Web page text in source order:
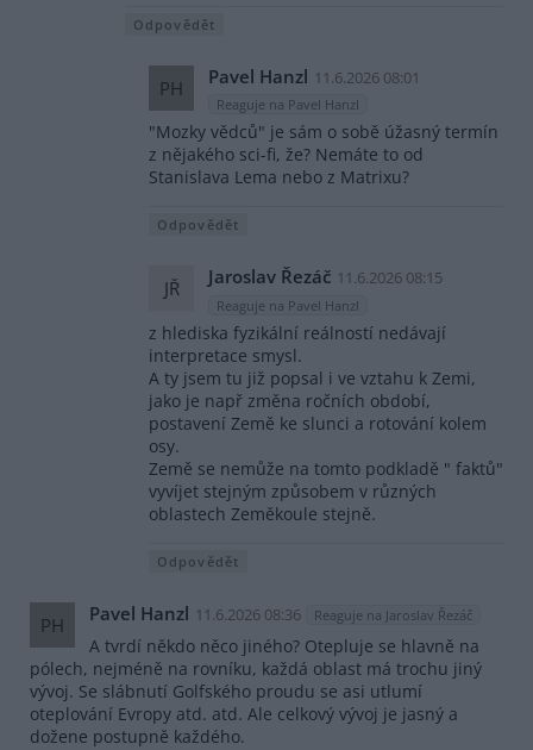
Odpovědět
PH Pavel Hanzl 11.6.2026 08:01
Reaguje na Pavel Hanzl
"Mozky vědců" je sám o sobě úžasný termín
z nějakého sci-fi, že? Nemáte to od
Stanislava Lema nebo z Matrixu?
Odpovědět
JŘ Jaroslav Řezáč 11.6.2026 08:15
Reaguje na Pavel Hanzl
z hlediska fyzikální reálností nedávají
interpretace smysl.
A ty jsem tu již popsal i ve vztahu k Zemi,
jako je např změna ročních období,
postavení Země ke slunci a rotování kolem
osy.
Země se nemůže na tomto podkladě " faktů"
vyvíjet stejným způsobem v různých
oblastech Zeměkoule stejně.
Odpovědět
PH Pavel Hanzl 11.6.2026 08:36 Reaguje na Jaroslav Řezáč
A tvrdí někdo něco jiného? Otepluje se hlavně na
pólech, nejméně na rovníku, každá oblast má trochu jiný
vývoj. Se slábnutí Golfského proudu se asi utlumí
oteplování Evropy atd. atd. Ale celkový vývoj je jasný a
dožene postupně každého.